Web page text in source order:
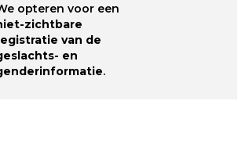
opteren voor een
zichtbare
van de
en
.